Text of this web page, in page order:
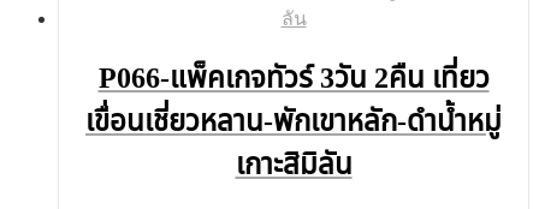
P066-แพ็คเกจทัวร์ 3วัน 2คืน เที่ยว
เขื่อนเชี่ยวหลาน-พักเขาหลัก-ดำน้ำหมู่
เกาะสิมิลัน